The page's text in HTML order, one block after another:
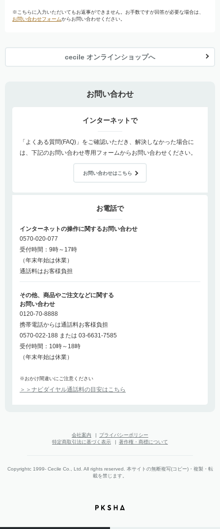
※こちらに入力いただいてもお返事ができません。お手数ですが回答が必要な場合は、
お問い合わせフォームからお問い合わせください。
cecile オンラインショップへ
お問い合わせ
インターネットで
「よくある質問(FAQ)」をご確認いただき、解決しなかった場合に
は、下記のお問い合わせ専用フォームからお問い合わせください。
お問い合わせはこちら
お電話で
インターネットの操作に関するお問い合わせ
0570-020-077
受付時間：9時～17時
（年末年始は休業）
通話料はお客様負担
その他、商品やご注文などに関する
お問い合わせ
0120-70-8888
携帯電話からは通話料お客様負担
0570-022-188 または 03-6631-7585
受付時間：10時～18時
（年末年始は休業）
※おかけ間違いにご注意ください
＞＞ナビダイヤル通話料の目安はこちら
会社案内 |
プライバシーポリシー
特定商取引法に基づく表示
| 著作権・商標について
Copyrightc 1999- Cecile Co., Ltd. All rights reserved. 本サイトの無断複写(コピー)・複製・転
載を禁じます。